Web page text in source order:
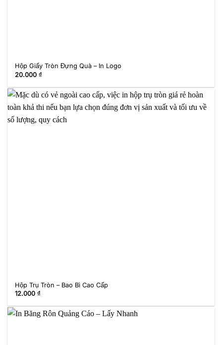
Hộp Giấy Tròn Đựng Quà – In Logo
20.000₫
Hộp Trụ Tròn – Bao Bì Cao Cấp
12.000₫